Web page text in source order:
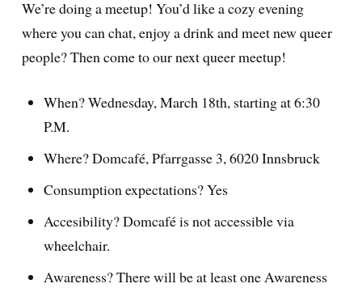
We’re doing a meetup! You’d like a cozy evening
where you can chat, enjoy a drink and meet new queer
people? Then come to our next queer meetup!
When? Wednesday, March 18th, starting at 6:30
P.M.
Where? Domcafé, Pfarrgasse 3, 6020 Innsbruck
Consumption expectations? Yes
Accesibility? Domcafé is not accessible via
wheelchair.
Awareness? There will be at least one Awareness